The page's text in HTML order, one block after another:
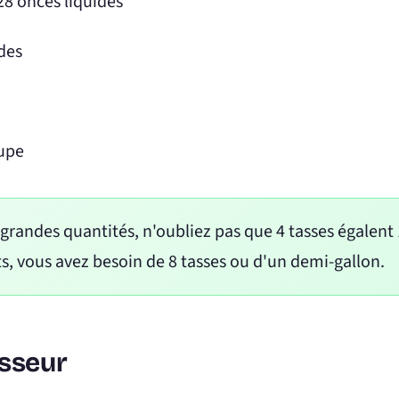
quantités, n'oubliez pas que 4 tasses égalent
vous avez besoin de 8 tasses ou d'un demi-gallon.